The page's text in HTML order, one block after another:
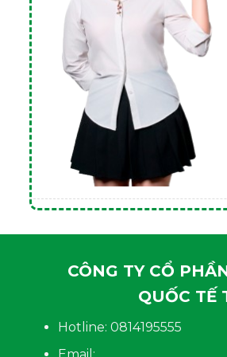
CÔNG TY CỔ
QUỐC TẾ
Hotline: 0814195555